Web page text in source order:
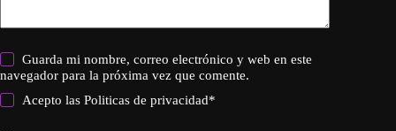
Guarda mi nombre, correo electrónico y web en este
navegador para la próxima vez que comente.
Acepto lasPoliticas de privacidad*